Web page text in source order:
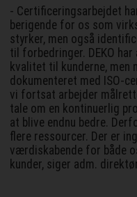
- Certificeringsarbejdet
berigende for os som
styrker, men også
til forbedringer. DEKO
kvalitet til kunderne, men
dokumenteret med ISO-
vi fortsat arbejder
tale om en kontinuerlig
at blive endnu bedre.
flere ressourcer. Der er
værdiskabende for både
kunder, siger adm.